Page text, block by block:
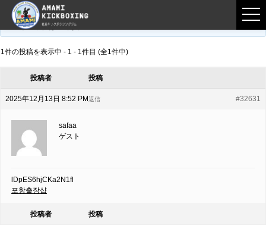
フロントページ › フォーラム
このトピックは空です。
1件の投稿を表示中 - 1 - 1件目 (全1件中)
投稿者 投稿
2025年12月13日 8:52 PM #32631
返信
safaa
ゲスト
lDpES6hjCKa2N1fl
포항출장샵
投稿者 投稿